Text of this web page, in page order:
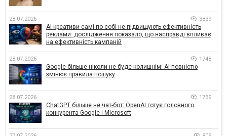
28.07.2026 3839
AI-креативи самі по собі не підвищують ефективність
реклами: дослідження показало, що насправді впливає
на ефективність кампаній
28.07.2026 1748
Google більше ніколи не буде колишнім: AI повністю
змінює правила пошуку
28.07.2026 1739
ChatGPT більше не чат-бот: OpenAI готує головного
конкурента Google і Microsoft